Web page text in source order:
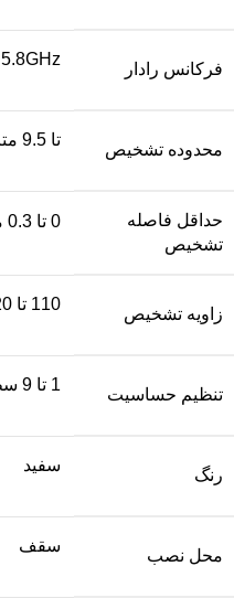
فرکانس رادار
5.8GHz
محدوده تشخیص
تا 9.5 متر
حداقل فاصله
تشخیص
0 تا 0.3 متر
زاویه تشخیص
110 تا 120 درجه
تنظیم حساسیت
1 تا 9 سطح
رنگ
سفید
محل نصب
سقف